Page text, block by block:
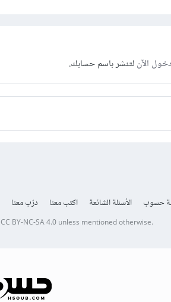
الآنلتنشر باسم حسابك.
حسوب الأسئلة الشائعة اكتب معنا درّب معنا
CC BY-NC-SA 4.0unless mentioned otherwise.